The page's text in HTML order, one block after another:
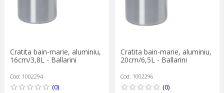
Cratita bain-marie, aluminiu,
16cm/3,8L - Ballarini
Cod: 1002294
(0)
Cratita bain-marie, aluminiu,
20cm/6,5L - Ballarini
Cod: 1002296
(0)